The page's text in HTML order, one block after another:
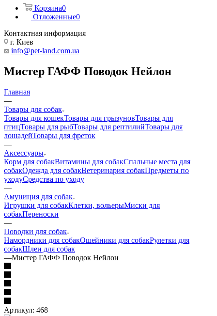
Корзина0
Отложенные0
Контактная информация
г. Киев
info@pet-land.com.ua
Мистер ГАФФ Поводок Нейлон
Главная
—
Товары для собак
Товары для кошекТовары для грызуновТовары для
птицТовары для рыбТовары для рептилийТовары для
лошадейТовары для фреток
—
Аксессуары
Корм для собакВитамины для собакСпальные места для
собакОдежда для собакВетеринария собакПредметы по
уходуСредства по уходу
—
Амуниция для собак
Игрушки для собакКлетки, вольерыМиски для
собакПереноски
—
Поводки для собак
Намордники для собакОшейники для собакРулетки для
собакШлеи для собак
—Мистер ГАФФ Поводок Нейлон
Артикул: 468